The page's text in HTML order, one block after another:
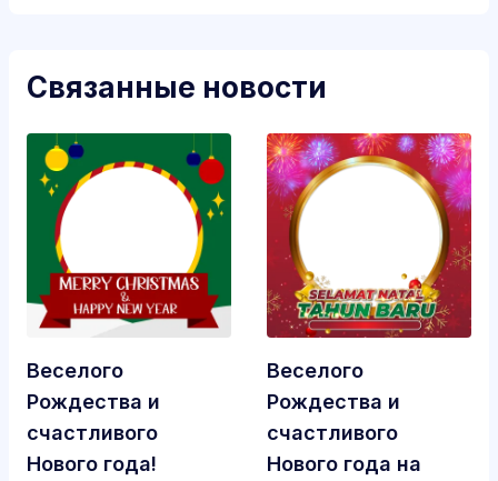
Связанные новости
Веселого
Рождества и
счастливого
Нового года!
Веселого
Рождества и
счастливого
Нового года на